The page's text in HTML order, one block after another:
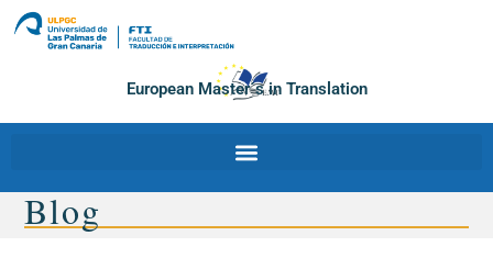
European Master´s in Translation
Blog